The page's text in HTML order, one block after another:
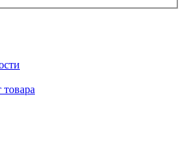
товара